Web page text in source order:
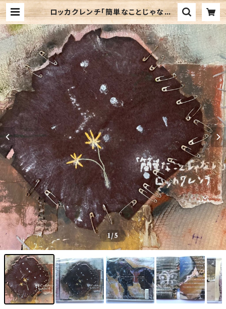
ロッカクレンチ「簡単なことじゃない」
| 音楽CD販売 珈琲マインド
1/5